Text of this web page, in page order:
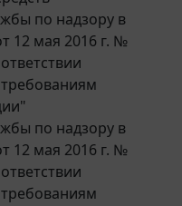
12 мая 2016 г. №
по надзору в
12 мая 2016 г. №